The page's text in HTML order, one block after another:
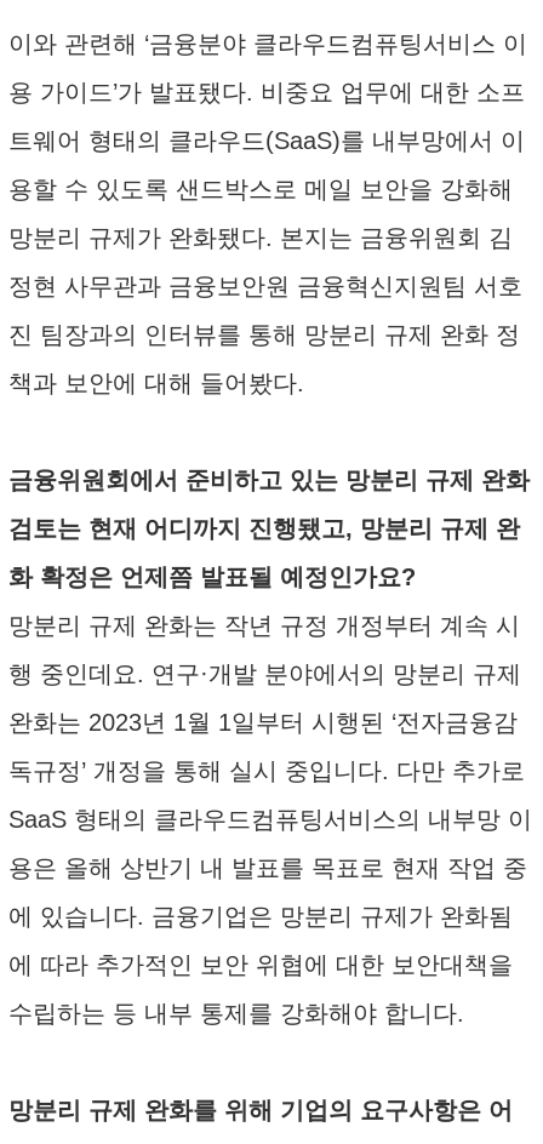
이와 관련해 ‘금융분야 클라우드컴퓨팅서비스 이
용 가이드’가 발표됐다. 비중요 업무에 대한 소프
트웨어 형태의 클라우드(SaaS)를 내부망에서 이
용할 수 있도록 샌드박스로 메일 보안을 강화해
망분리 규제가 완화됐다. 본지는 금융위원회 김
정현 사무관과 금융보안원 금융혁신지원팀 서호
진 팀장과의 인터뷰를 통해 망분리 규제 완화 정
책과 보안에 대해 들어봤다.
금융위원회에서 준비하고 있는 망분리 규제 완화
검토는 현재 어디까지 진행됐고, 망분리 규제 완
화 확정은 언제쯤 발표될 예정인가요?
망분리 규제 완화는 작년 규정 개정부터 계속 시
행 중인데요. 연구·개발 분야에서의 망분리 규제
완화는 2023년 1월 1일부터 시행된 ‘전자금융감
독규정’ 개정을 통해 실시 중입니다. 다만 추가로
SaaS 형태의 클라우드컴퓨팅서비스의 내부망 이
용은 올해 상반기 내 발표를 목표로 현재 작업 중
에 있습니다. 금융기업은 망분리 규제가 완화됨
에 따라 추가적인 보안 위협에 대한 보안대책을
수립하는 등 내부 통제를 강화해야 합니다.
망분리 규제 완화를 위해 기업의 요구사항은 어